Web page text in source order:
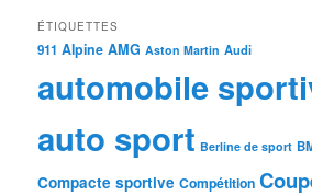
ÉTIQUETTES
911 Alpine AMG Aston Martin Audi
automobile
auto sport Berline de sport
Compacte sportive Compétition